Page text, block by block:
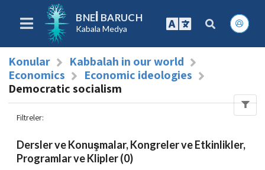
BNEI BARUCH
Kabala Medya
Konular
Kabbalah in our world
Economics
Economic ideologies
Democratic socialism
Filtreler:
Dersler ve Konuşmalar, Kongreler ve Etkinlikler,
Programlar ve Klipler (0)